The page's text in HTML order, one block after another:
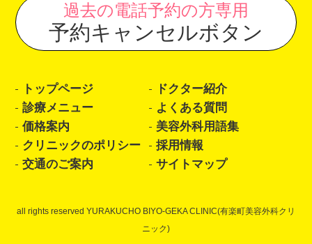
過去の電話予約の方専用
予約キャンセルボタン
トップページ
ドクター紹介
診療メニュー
よくある質問
価格案内
美容外科用語集
クリニックのポリシー
採用情報
交通のご案内
サイトマップ
all rights reserved YURAKUCHO BIYO-GEKA CLINIC(有楽町美容外科クリ
ニック)